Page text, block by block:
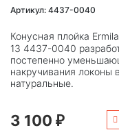
Артикул: 4437-0040
Конусная плойка
13 4437-0040
постепенно
накручивания локоны
натуральные.
3 100 ₽